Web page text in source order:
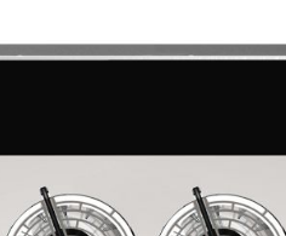
Logistik
Tablettwagen
Ausgabewagen
Dosiergeräte